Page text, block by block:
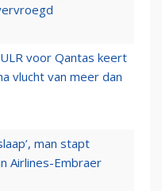
voor Qantas keert
vlucht van meer dan
man stapt
Airlines-Embraer